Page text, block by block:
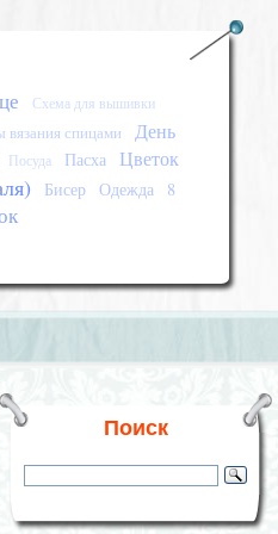
Схема для вышивки
вязания спицами
День
Посуда Пасха Цветок
Бисер Одежда
8
Поиск